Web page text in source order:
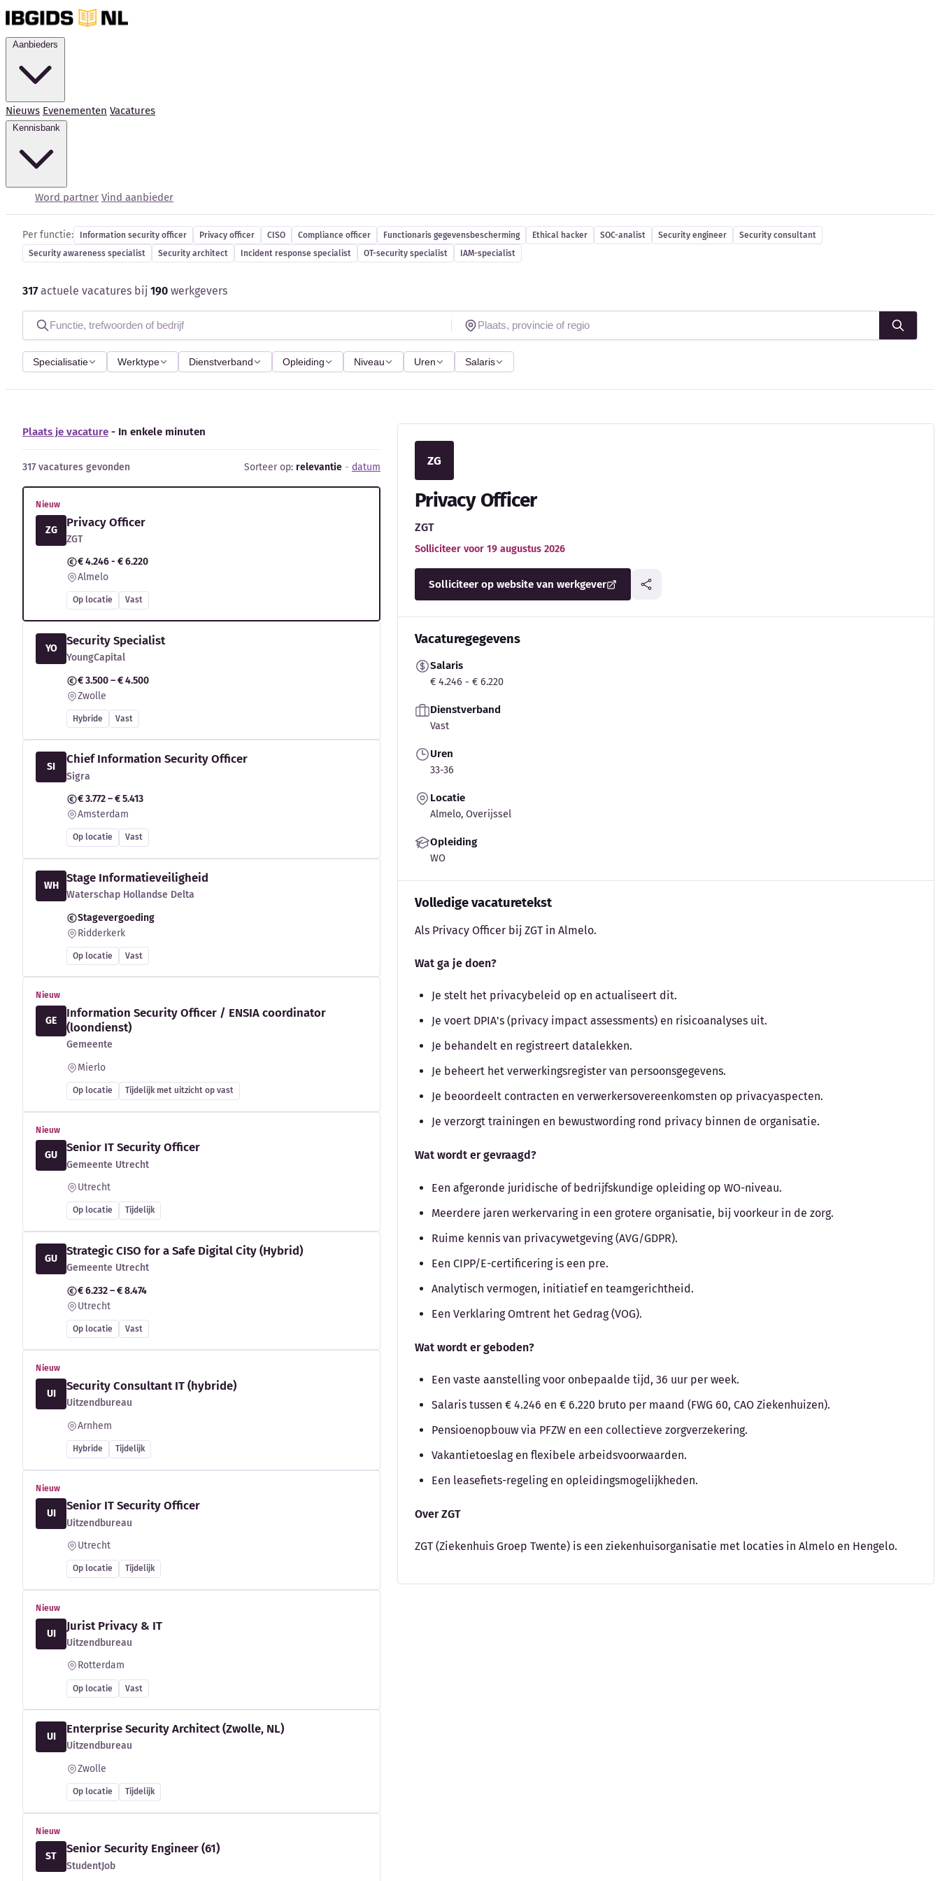
Nieuws Evenementen Vacatures
Word partner Vind aanbieder
Cybersecurity-vacatures
Per functie: Information security officer Privacy officer CISO Compliance officer Functionaris gegevensbescherming Ethical hacker SOC-analist Security engineer
Security consultant
Security awareness specialist
Security architect Incident response specialist OT-security specialist IAM-specialist
317 actuele vacatures bij 190 werkgevers
Specialisatie Werktype Dienstverband Opleiding Niveau Uren Salaris
Plaats je vacature - In enkele minuten
317 vacatures gevonden Sorteer op: relevantie - datum
Nieuw
ZG
Privacy Officer
ZGT
€ 4.246 - € 6.220
Almelo
Op locatie Vast
YO
Security Specialist
YoungCapital
€ 3.500 – € 4.500
Zwolle
Hybride Vast
SI
Chief Information Security Officer
Sigra
€ 3.772 – € 5.413
Amsterdam
Op locatie Vast
WH
Stage Informatieveiligheid
Waterschap Hollandse Delta
Stagevergoeding
Ridderkerk
Op locatie Vast
Nieuw
GE
Information Security Officer / ENSIA coordinator
(loondienst)
Gemeente
Mierlo
Op locatie Tijdelijk met uitzicht op vast
Nieuw
GU
Senior IT Security Officer
Gemeente Utrecht
Utrecht
Op locatie Tijdelijk
GU
Strategic CISO for a Safe Digital City (Hybrid)
Gemeente Utrecht
€ 6.232 – € 8.474
Utrecht
Op locatie Vast
Nieuw
UI
Security Consultant IT (hybride)
Uitzendbureau
Arnhem
Hybride Tijdelijk
Nieuw
UI
Senior IT Security Officer
Uitzendbureau
Utrecht
Op locatie Tijdelijk
Nieuw
UI
Jurist Privacy & IT
Uitzendbureau
Rotterdam
Op locatie Vast
UI
Enterprise Security Architect (Zwolle, NL)
Uitzendbureau
Zwolle
Op locatie Tijdelijk
Nieuw
ST
Senior Security Engineer (61)
StudentJob
ZG
Privacy Officer
ZGT
Solliciteer voor 19 augustus 2026
Solliciteer op website van werkgever
Vacaturegegevens
Salaris
€ 4.246 - € 6.220
Dienstverband
Vast
Uren
33-36
Locatie
Almelo, Overijssel
Opleiding
WO
Volledige vacaturetekst
Als Privacy Officer bij ZGT in Almelo.
Wat ga je doen?
Je stelt het privacybeleid op en actualiseert dit.
Je voert DPIA's (privacy impact assessments) en risicoanalyses uit.
Je behandelt en registreert datalekken.
Je beheert het verwerkingsregister van persoonsgegevens.
Je beoordeelt contracten en verwerkersovereenkomsten op privacyaspecten.
Je verzorgt trainingen en bewustwording rond privacy binnen de organisatie.
Wat wordt er gevraagd?
Een afgeronde juridische of bedrijfskundige opleiding op WO-niveau.
Meerdere jaren werkervaring in een grotere organisatie, bij voorkeur in de zorg.
Ruime kennis van privacywetgeving (AVG/GDPR).
Een CIPP/E-certificering is een pre.
Analytisch vermogen, initiatief en teamgerichtheid.
Een Verklaring Omtrent het Gedrag (VOG).
Wat wordt er geboden?
Een vaste aanstelling voor onbepaalde tijd, 36 uur per week.
Salaris tussen € 4.246 en € 6.220 bruto per maand (FWG 60, CAO Ziekenhuizen).
Pensioenopbouw via PFZW en een collectieve zorgverzekering.
Vakantietoeslag en flexibele arbeidsvoorwaarden.
Een leasefiets-regeling en opleidingsmogelijkheden.
Over ZGT
ZGT (Ziekenhuis Groep Twente) is een ziekenhuisorganisatie met locaties in Almelo en Hengelo.